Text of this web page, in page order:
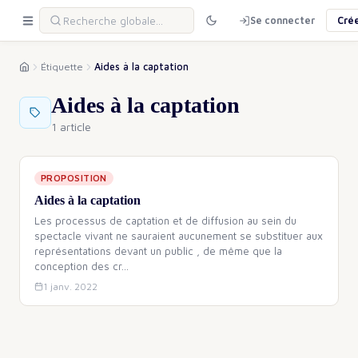
Se connecter
Étiquette Aides à la captation
Aides à la captation
1 article
PROPOSITION
Aides à la captation
Les processus de captation et de diffusion au sein du
spectacle vivant ne sauraient aucunement se substituer aux
représentations devant un public , de même que la
conception des cr…
1 janv. 2022